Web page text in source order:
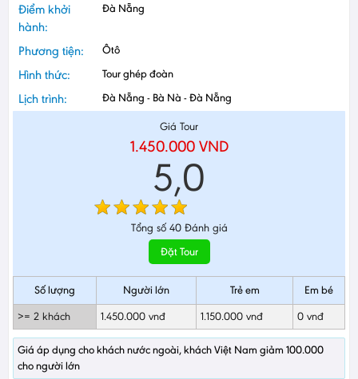
Điểm khởi
hành:
Đà Nẵng
Phương tiện: Ôtô
Hình thức: Tour ghép đoàn
Lịch trình: Đà Nẵng - Bà Nà - Đà Nẵng
Giá Tour
1.450.000 VND
5,0
Tổng số 40Đánh giá
Đặt Tour
Số lượng Người lớn Trẻ em
Em bé
>= 2 khách
1.450.000 vnđ 1.150.000 vnđ 0 vnđ
Giá áp dụng cho khách nước ngoài, khách Việt Nam giảm 100.000
cho người lớn